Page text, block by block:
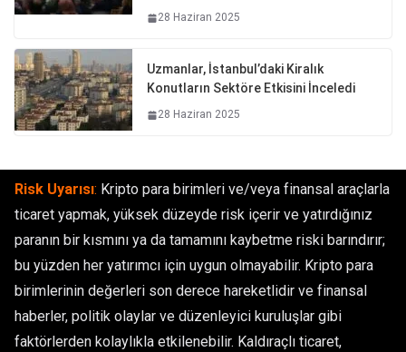
28 Haziran 2025
Uzmanlar, İstanbul’daki Kiralık
Konutların Sektöre Etkisini İnceledi
28 Haziran 2025
Risk Uyarısı: Kripto para birimleri ve/veya finansal araçlarla
ticaret yapmak, yüksek düzeyde risk içerir ve yatırdığınız
paranın bir kısmını ya da tamamını kaybetme riski barındırır;
bu yüzden her yatırımcı için uygun olmayabilir. Kripto para
birimlerinin değerleri son derece hareketlidir ve finansal
haberler, politik olaylar ve düzenleyici kuruluşlar gibi
faktörlerden kolaylıkla etkilenebilir. Kaldıraçlı ticaret,